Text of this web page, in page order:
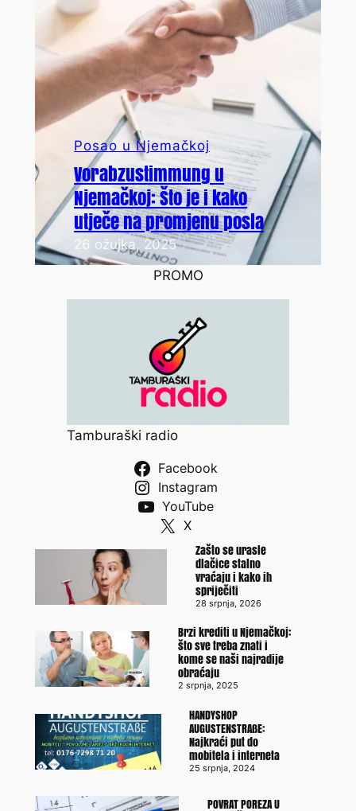
Posao u Njemačkoj
Vorabzustimmung u
Njemačkoj: Što je i kako
utječe na promjenu posla
26 ožujka, 2025
PROMO
Tamburaški radio
Facebook
Instagram
YouTube
X
Zašto se urasle
dlačice stalno
vraćaju i kako ih
spriječiti
28 srpnja, 2026
Brzi krediti u Njemačkoj:
što sve treba znati i
kome se naši najradije
obraćaju
2 srpnja, 2025
HANDYSHOP
AUGUSTENSTRAßE:
Najkraći put do
mobitela i interneta
25 srpnja, 2024
POVRAT POREZA U